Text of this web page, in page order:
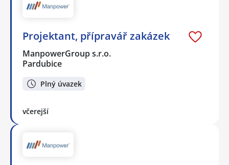
Projektant, přípravář zakázek
ManpowerGroup s.r.o.
Pardubice
Plný úvazek
včerejší